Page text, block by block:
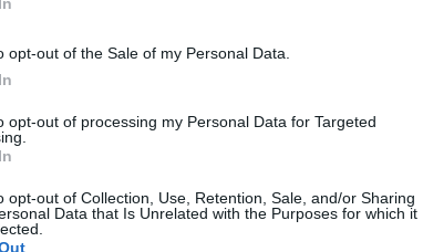
opt-out of the Sale of my Personal Data.
opt-out of processing my Personal Data for Targeted
opt-out of Collection, Use, Retention, Sale, and/or Sharing
Data that Is Unrelated with the Purposes for which it
rennie
Dit spul neem ik nooit meer in!